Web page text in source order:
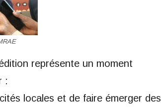
représente un moment
:
locales et de faire émerger des